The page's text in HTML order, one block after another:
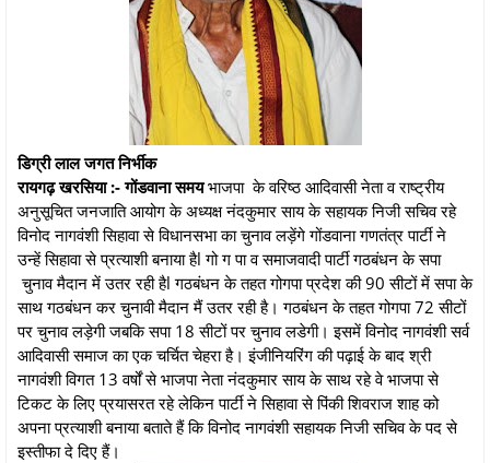
डिग्री लाल जगत निर्भीक
रायगढ़ खरसिया :- गोंडवाना समयभाजपा के वरिष्ठ आदिवासी नेता व राष्ट्रीय
अनुसूचित जनजाति आयोग के अध्यक्ष नंदकुमार साय के सहायक निजी सचिव रहे
विनोद नागवंशी सिहावा से विधानसभा का चुनाव लड़ेंगे गोंडवाना गणतंत्र पार्टी ने
उन्हें सिहावा से प्रत्याशी बनाया हैl गो ग पा व समाजवादी पार्टी गठबंधन के सपा
चुनाव मैदान में उतर रही हैl गठबंधन के तहत गोगपा प्रदेश की 90 सीटों में सपा के
साथ गठबंधन कर चुनावी मैदान मैं उतर रही है। गठबंधन के तहत गोगपा 72 सीटों
पर चुनाव लड़ेगी जबकि सपा 18 सीटों पर चुनाव लडेगी। इसमें विनोद नागवंशी सर्व
आदिवासी समाज का एक चर्चित चेहरा है। इंजीनियरिंग की पढ़ाई के बाद श्री
नागवंशी विगत 13 वर्षों से भाजपा नेता नंदकुमार साय के साथ रहे वे भाजपा से
टिकट के लिए प्रयासरत रहे लेकिन पार्टी ने सिहावा से पिंकी शिवराज शाह को
अपना प्रत्याशी बनाया बताते हैं कि विनोद नागवंशी सहायक निजी सचिव के पद से
इस्तीफा दे दिए हैं।